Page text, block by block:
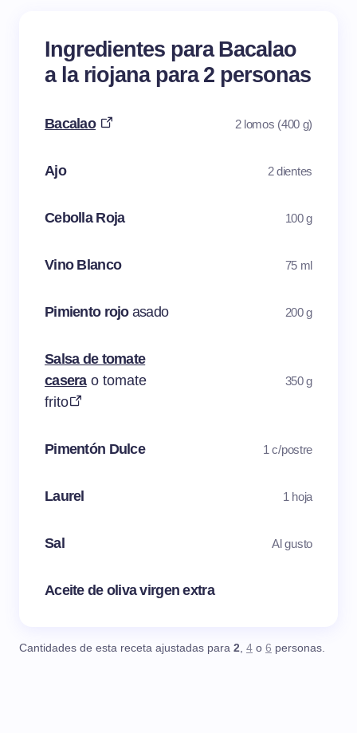
Ingredientes para Bacalao
a la riojana para 2 personas
Bacalao 2 lomos (400 g)
Ajo 2 dientes
Cebolla Roja 100 g
Vino Blanco 75 ml
Pimiento rojo asado 200 g
Salsa de tomate
casera o tomate
frito
350 g
Pimentón Dulce 1 c/postre
Laurel 1 hoja
Sal Al gusto
Aceite de oliva virgen extra
Cantidades de esta receta ajustadas para 2, 4 o 6 personas.